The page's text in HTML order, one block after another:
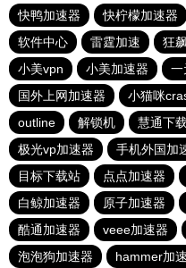
快鸭加速器
快柠檬加速器
软件中心
雷霆加速 狂
小美vpn
小美加速器 一
国外上网加速器
小猫咪
outline
解锁机 慧通下
极光vp加速器
手机外国加
目标下载站
点点加速器
白鲸加速器
原子加速器
酷通加速器
veee加速器
泡泡狗加速器
hammer加